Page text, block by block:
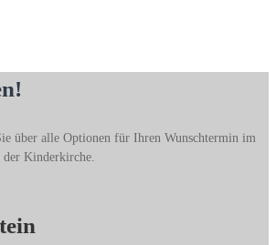
über alle Optionen für Ihren Wunschtermin im
der Kinderkirche.